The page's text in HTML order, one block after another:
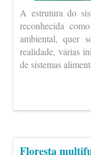
A estrutura do
reconhecida
ambiental, quer
realidade, várias
de sistemas
Floresta